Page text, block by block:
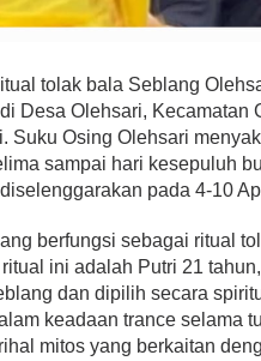
tolak bala Seblang
Desa Olehsari, Kecamatan
Suku Osing Olehsari
sampai hari kesepuluh
pada 4-10
berfungsi sebagai ritual
ini adalah Putri 21
dan dipilih secara
keadaan trance selama
mitos yang berkaitan